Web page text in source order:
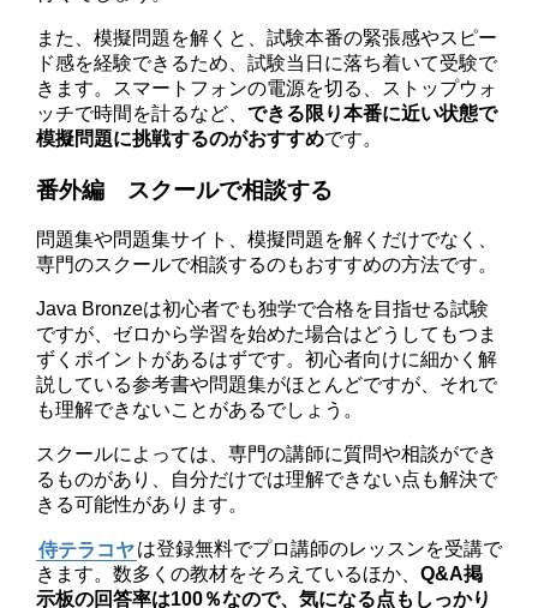
また、模擬問題を解くと、試験本番の緊張感やスピー
ド感を経験できるため、試験当日に落ち着いて受験で
きます。スマートフォンの電源を切る、ストップウォ
ッチで時間を計るなど、できる限り本番に近い状態で
模擬問題に挑戦するのがおすすめです。
番外編 スクールで相談する
問題集や問題集サイト、模擬問題を解くだけでなく、
専門のスクールで相談するのもおすすめの方法です。
Java Bronzeは初心者でも独学で合格を目指せる試験
ですが、ゼロから学習を始めた場合はどうしてもつま
ずくポイントがあるはずです。初心者向けに細かく解
説している参考書や問題集がほとんどですが、それで
も理解できないことがあるでしょう。
スクールによっては、専門の講師に質問や相談ができ
るものがあり、自分だけでは理解できない点も解決で
きる可能性があります。
侍テラコヤは登録無料でプロ講師のレッスンを受講で
きます。数多くの教材をそろえているほか、Q&A掲
示板の回答率は100％なので、気になる点もしっかり